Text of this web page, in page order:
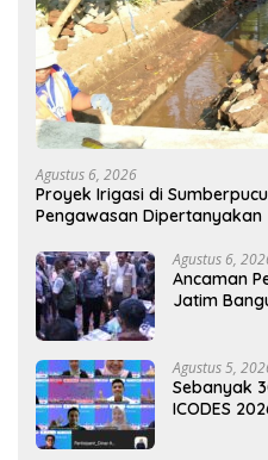
Agustus 6, 2026
Proyek Irigasi di
Pengawasan Dipertanyakan
Agustus 6,
Ancaman
Jatim
Agustus 5,
Sebanyak
ICODES